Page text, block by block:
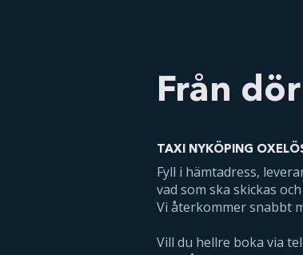
Från
TAXI NYKÖPING
Fyll i hämtadress,
vad som ska skickas
Vi återkommer snabbt
Vill du hellre boka via